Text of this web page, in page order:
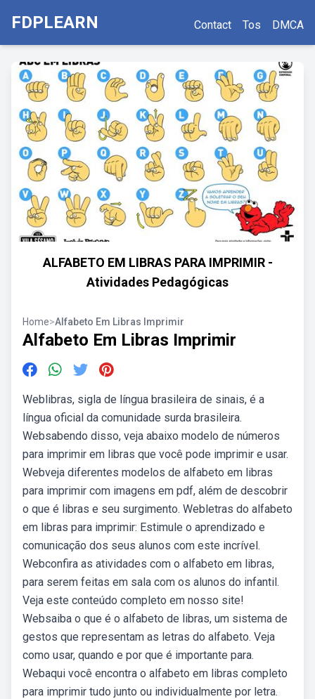
FDPLEARN Contact Tos DMCA
ALFABETO EM LIBRAS PARA IMPRIMIR -
Atividades Pedagógicas
Home>Alfabeto Em Libras Imprimir
Alfabeto Em Libras Imprimir
Weblibras, sigla de língua brasileira de sinais, é a
língua oficial da comunidade surda brasileira.
Websabendo disso, veja abaixo modelo de números
para imprimir em libras que você pode imprimir e usar.
Webveja diferentes modelos de alfabeto em libras
para imprimir com imagens em pdf, além de descobrir
o que é libras e seu surgimento. Webletras do alfabeto
em libras para imprimir: Estimule o aprendizado e
comunicação dos seus alunos com este incrível.
Webconfira as atividades com o alfabeto em libras,
para serem feitas em sala com os alunos do infantil.
Veja este conteúdo completo em nosso site!
Websaiba o que é o alfabeto de libras, um sistema de
gestos que representam as letras do alfabeto. Veja
como usar, quando e por que é importante para.
Webaqui você encontra o alfabeto em libras completo
para imprimir tudo junto ou individualmente por letra.